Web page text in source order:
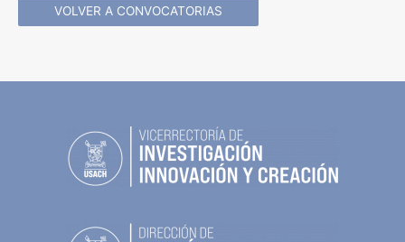
VOLVER A CONVOCATORIAS